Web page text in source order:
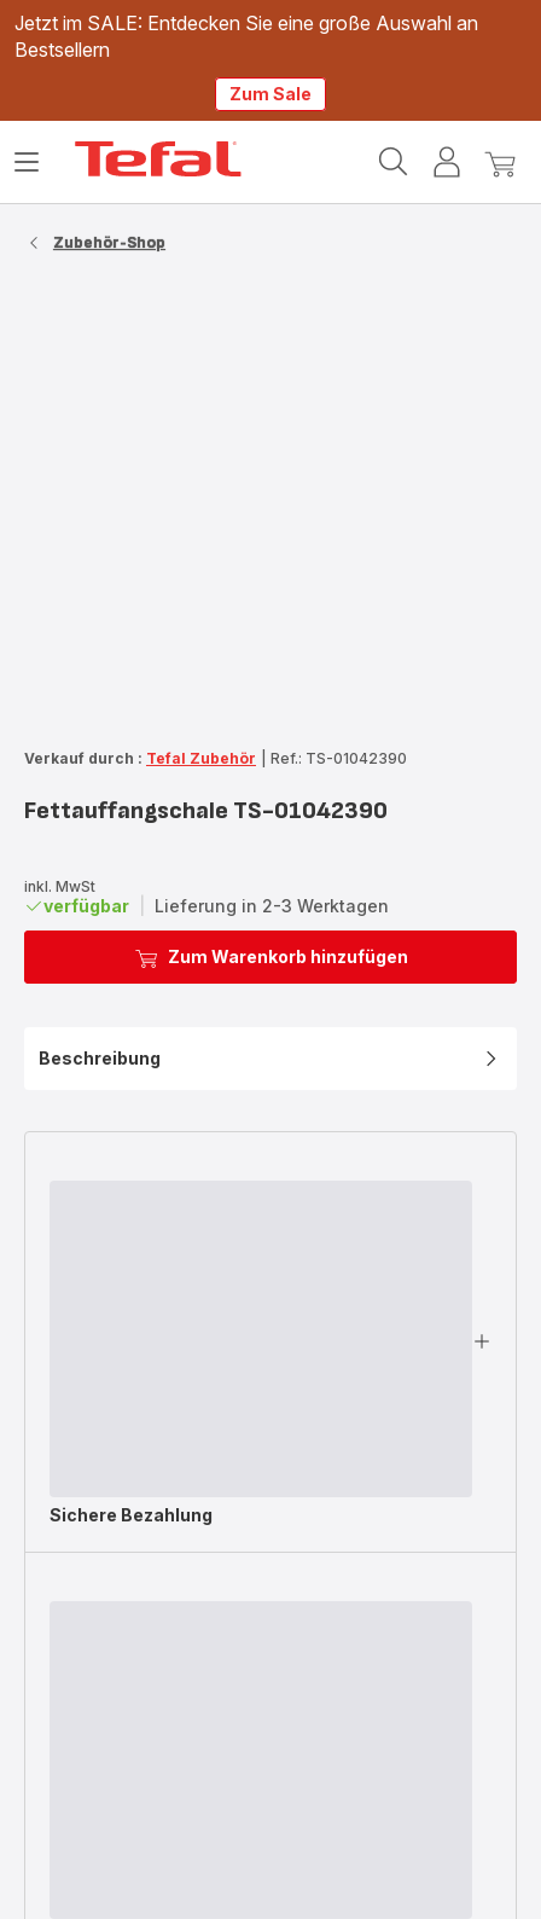
Jetzt im SALE: Entdecken Sie eine große Auswahl an
Bestsellern
Zum Sale
Mein
Mein
Das
Zubehör-Shop
Verkauf durch : Tefal Zubehör Ref.: TS-01042390
Fettauffangschale TS-01042390
inkl. MwSt
verfügbar Lieferung in 2-3 Werktagen
Zum Warenkorb hinzufügen
Beschreibung
Sichere Bezahlung